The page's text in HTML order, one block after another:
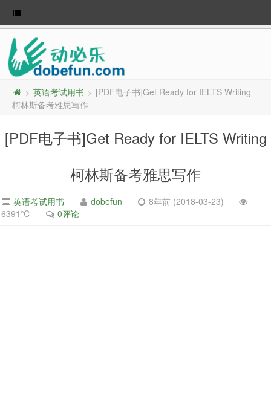
> 英语考试用书 > [PDF电子书]Get Ready for IELTS Writing
柯林斯备考雅思写作
[PDF电子书]Get Ready for IELTS Writing
柯林斯备考雅思写作
英语考试用书 dobefun
8年前 (2018-03-23)
6391℃
0评论